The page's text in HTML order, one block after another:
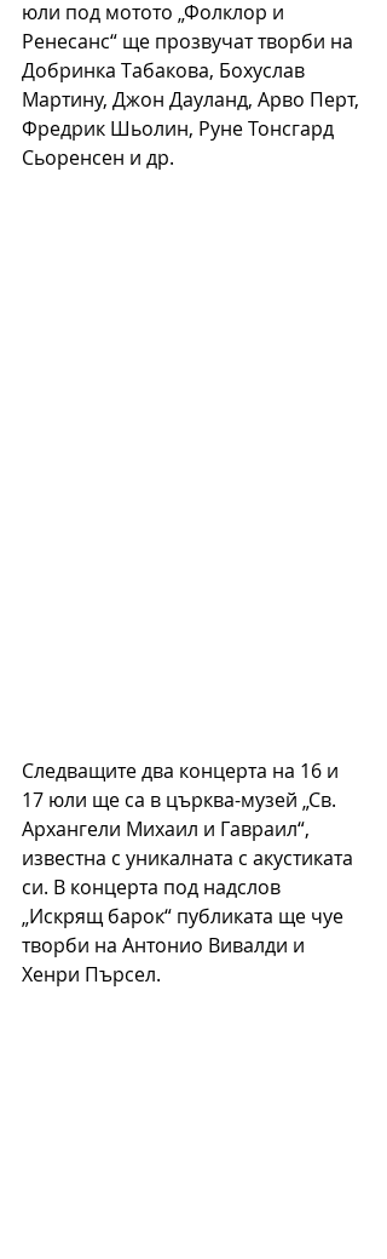
юли под мотото „Фолклор и
Ренесанс“ ще прозвучат творби на
Добринка Табакова, Бохуслав
Мартину, Джон Дауланд, Арво Перт,
Фредрик Шьолин, Руне Тонсгард
Сьоренсен и др.
Следващите два концерта на 16 и
17 юли ще са в църква-музей „Св.
Архангели Михаил и Гавраил“,
известна с уникалната с акустиката
си. В концерта под надслов
„Искрящ барок“ публиката ще чуе
творби на Антонио Вивалди и
Хенри Пърсел.